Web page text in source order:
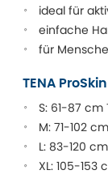
ideal für
einfache
für
TENA
S: 61-87
M: 71-102
L: 83-120
XL: 105-